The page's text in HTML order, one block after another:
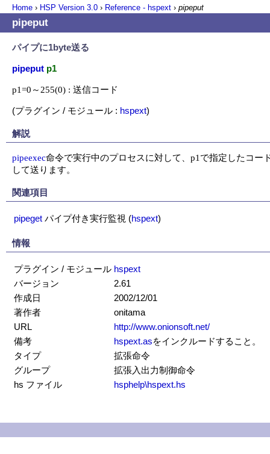
Home › HSP Version 3.0 › Reference - hspext › pipeput
pipeput
パイプに1byte送る
pipeput p1
p1=0～255(0) : 送信コード
(プラグイン / モジュール : hspext)
解説
pipeexec命令で実行中のプロセスに対して、p1で指定したコー
して送ります。
関連項目
pipeget パイプ付き実行監視 (hspext)
情報
プラグイン / モジュール hspext
バージョン
2.61
作成日
2002/12/01
著作者
onitama
URL
http://www.onionsoft.net/
備考
hspext.asをインクルードすること。
タイプ
拡張命令
グループ
拡張入出力制御命令
hs ファイル
hsphelp\hspext.hs